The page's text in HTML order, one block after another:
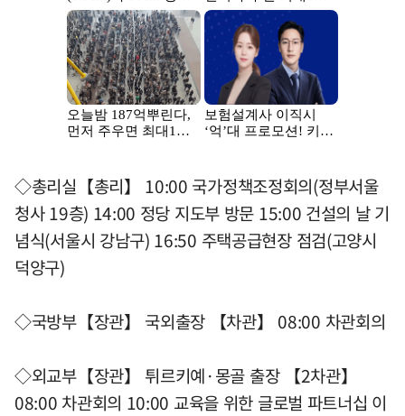
◇총리실【총리】 10:00 국가정책조정회의(정부서울
청사 19층) 14:00 정당 지도부 방문 15:00 건설의 날 기
념식(서울시 강남구) 16:50 주택공급현장 점검(고양시
덕양구)
◇국방부【장관】 국외출장 【차관】 08:00 차관회의
◇외교부【장관】 튀르키예·몽골 출장 【2차관】
08:00 차관회의 10:00 교육을 위한 글로벌 파트너십 이